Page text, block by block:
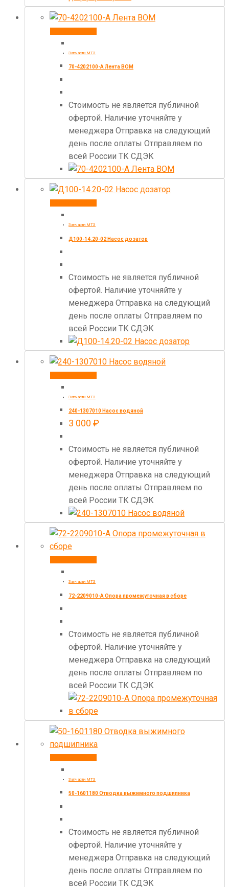
Запчасти МТЗ
70-4202100-А Лента ВОМ
Стоимость не является публичной
офертой. Наличие уточняйте у
менеджера Отправка на следующий
день после оплаты Отправляем по
всей России ТК СДЭК
Запчасти МТЗ
Д100-14.20-02 Насос дозатор
Стоимость не является публичной
офертой. Наличие уточняйте у
менеджера Отправка на следующий
день после оплаты Отправляем по
всей России ТК СДЭК
Запчасти МТЗ
240-1307010 Насос водяной
3 000 ₽
Стоимость не является публичной
офертой. Наличие уточняйте у
менеджера Отправка на следующий
день после оплаты Отправляем по
всей России ТК СДЭК
Запчасти МТЗ
72-2209010-А Опора промежуточная в сборе
Стоимость не является публичной
офертой. Наличие уточняйте у
менеджера Отправка на следующий
день после оплаты Отправляем по
всей России ТК СДЭК
Запчасти МТЗ
50-1601180 Отводка выжимного подшипника
Стоимость не является публичной
офертой. Наличие уточняйте у
менеджера Отправка на следующий
день после оплаты Отправляем по
всей России ТК СДЭК